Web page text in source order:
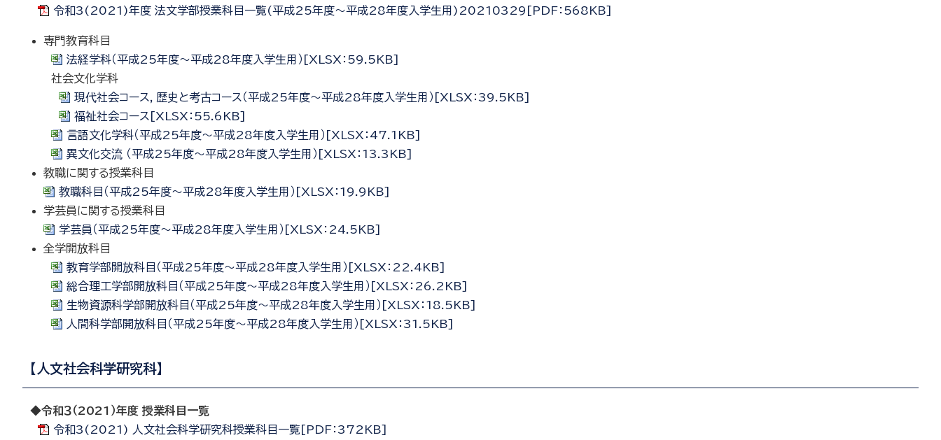
令和3(2021)年度 法文学部授業科目一覧(平成25年度～平成28年度入学生用)20210329[PDF：568KB]
専門教育科目
法経学科（平成25年度～平成28年度入学生用）[XLSX：59.5KB]
社会文化学科
現代社会コース，歴史と考古コース（平成25年度～平成28年度入学生用）[XLSX：39.5KB]
福祉社会コース[XLSX：55.6KB]
言語文化学科（平成25年度～平成28年度入学生用）[XLSX：47.1KB]
異文化交流 （平成25年度～平成28年度入学生用）[XLSX：13.3KB]
教職に関する授業科目
教職科目（平成25年度～平成28年度入学生用）[XLSX：19.9KB]
学芸員に関する授業科目
学芸員（平成25年度～平成28年度入学生用）[XLSX：24.5KB]
全学開放科目
教育学部開放科目（平成25年度～平成28年度入学生用）[XLSX：22.4KB]
総合理工学部開放科目（平成25年度～平成28年度入学生用）[XLSX：26.2KB]
生物資源科学部開放科目（平成25年度～平成28年度入学生用）[XLSX：18.5KB]
人間科学部開放科目（平成25年度～平成28年度入学生用）[XLSX：31.5KB]
【人文社会科学研究科】
◆令和３（2021）年度 授業科目一覧
令和3(2021) 人文社会科学研究科授業科目一覧[PDF：372KB]